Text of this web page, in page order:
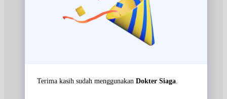
Rabu, 02/09/2026